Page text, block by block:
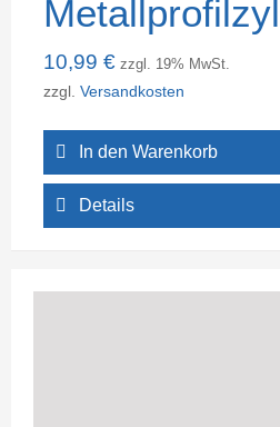
10,99 € zzgl. 19% MwSt.
zzgl. Versandkosten
In den Warenkorb
Details